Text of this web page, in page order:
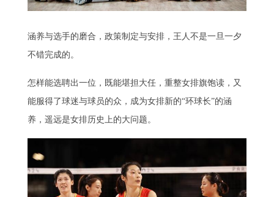
涵养与选手的磨合，政策制定与安排，王人不是一旦一夕
不错完成的。
怎样能选聘出一位，既能堪担大任，重整女排旗饱读，又
能服得了球迷与球员的众，成为女排新的“环球长”的涵
养，遥远是女排历史上的大问题。